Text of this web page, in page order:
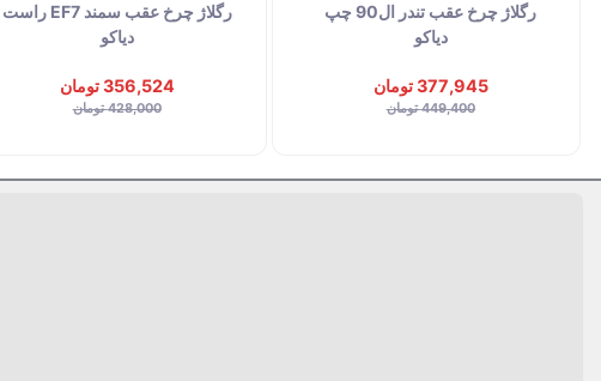
رگلاژ چرخ عقب تندر ال90 چپ
دیاکو
377,945 تومان
449,400 تومان
رگلاژ چرخ عقب سمند EF7 راست
دیاکو
356,524 تومان
428,000 تومان